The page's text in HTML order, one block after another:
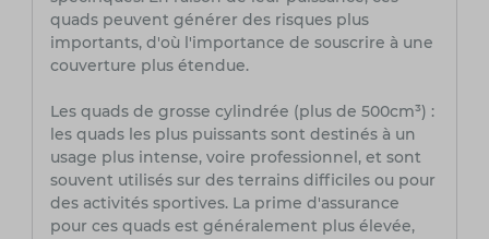
quads peuvent générer des risques plus
importants, d'où l'importance de souscrire à une
couverture plus étendue.
Les quads de grosse cylindrée (plus de 500cm³) :
les quads les plus puissants sont destinés à un
usage plus intense, voire professionnel, et sont
souvent utilisés sur des terrains difficiles ou pour
des activités sportives. La prime d'assurance
pour ces quads est généralement plus élevée,